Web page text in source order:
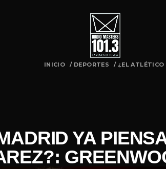
INICIO / DEPORTES / ¿EL ATLÉTICO
YA